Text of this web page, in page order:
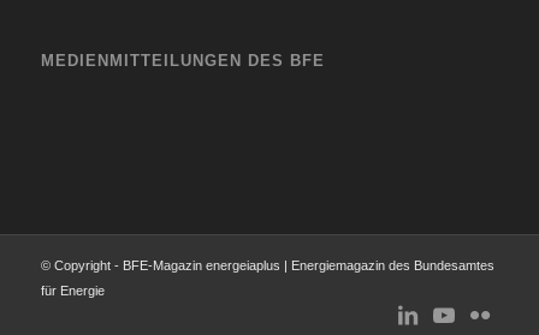
MEDIENMITTEILUNGEN DES BFE
© Copyright - BFE-Magazin energeiaplus | Energiemagazin des Bundesamtes
für Energie